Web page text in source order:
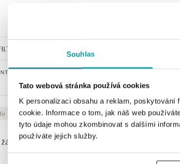
Souhlas
Tato webová stránka používá cookies
K personalizaci obsahu a reklam,
cookie. Informace o tom, jak náš web
tyto údaje mohou zkombinovat s dalšími
používáte jejich služby.
KAMENE 1
Vymazat vše
produkty.